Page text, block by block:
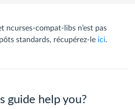
ncurses-compat-libs n’est pas
standards, récupérez-le ici.
guide help you?